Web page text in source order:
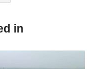
θα
μοτοσικλέτες και
in